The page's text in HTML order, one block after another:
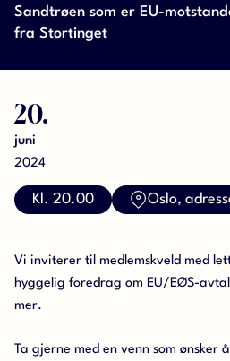
Sandtrøen som er EU-
fra Stortinget
20.
juni
2024
Kl. 20.00 Oslo,
Vi inviterer til medlemskveld med
hyggelig foredrag om EU/EØS-
mer.
Ta gjerne med en venn som ønsker